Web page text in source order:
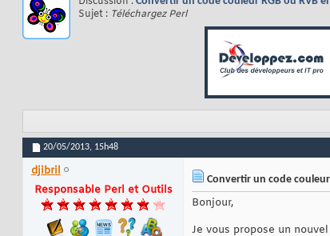
Sujet : Téléchargez Perl
20/05/2013, 15h48
djibril
Responsable Perl et Outils
Convertir un code couleur
Bonjour,
Je vous propose un